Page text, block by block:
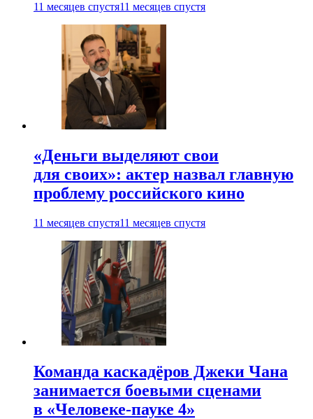
11 месяцев спустя11 месяцев спустя
«Деньги выделяют свои
для своих»: актер назвал главную
проблему российского кино
11 месяцев спустя11 месяцев спустя
Команда каскадёров Джеки Чана
занимается боевыми сценами
в «Человеке-пауке 4»